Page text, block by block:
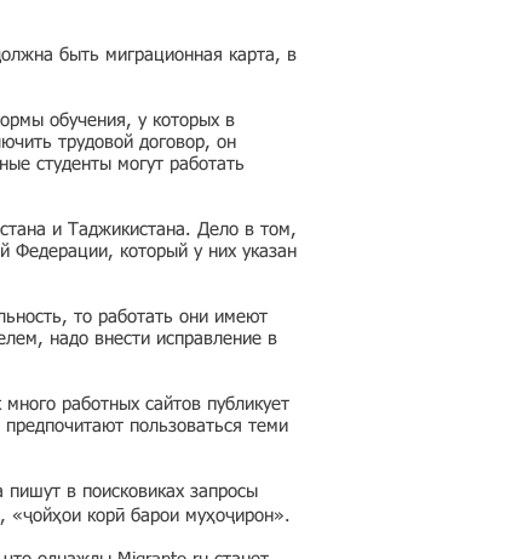
быть миграционная карта, в
обучения, у которых в
трудовой договор, он
студенты могут работать
и Таджикистана. Дело в том,
Федерации, который у них указан
то работать они имеют
надо внести исправление в
работных сайтов публикует
пользоваться теми
в поисковиках запросы
корӣ барои муҳоҷирон».